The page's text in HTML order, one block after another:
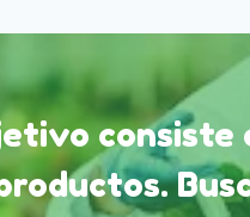
consiste